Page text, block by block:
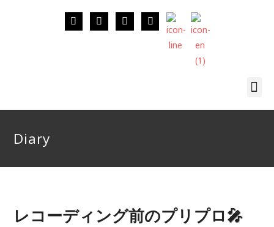
Diary
レコーディング前のプリプロ🎤